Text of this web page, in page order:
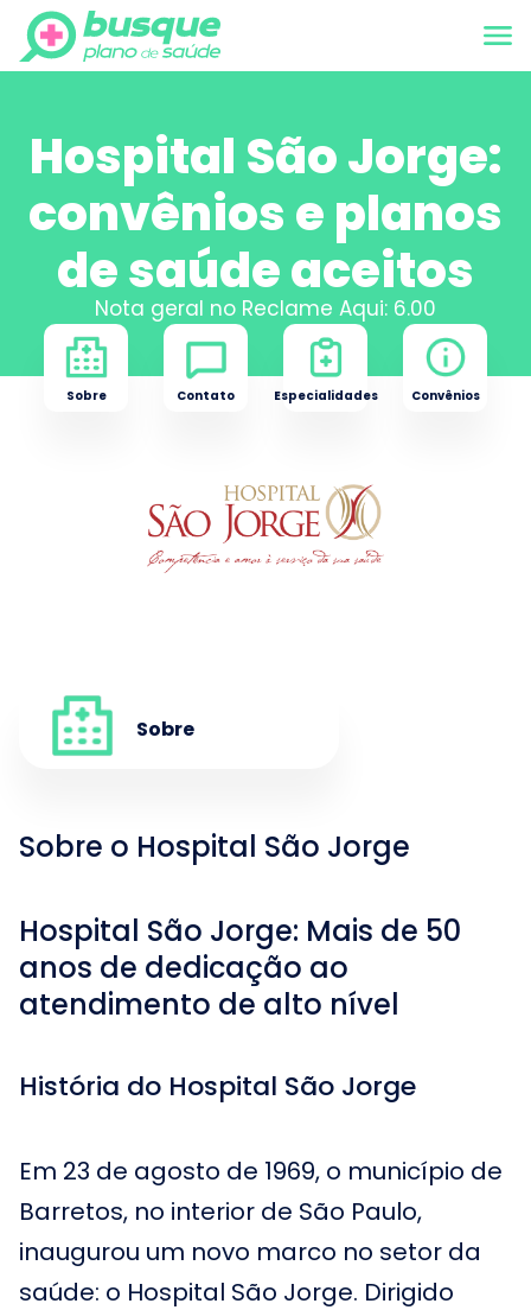
Hospital São Jorge:
convênios e planos
de saúde aceitos
Nota geral no Reclame Aqui: 6.00
Sobre Contato Especialidades Convênios
Sobre
Sobre o Hospital São Jorge
Hospital São Jorge: Mais de 50
anos de dedicação ao
atendimento de alto nível
História do Hospital São Jorge
Em 23 de agosto de 1969, o município de
Barretos, no interior de São Paulo,
inaugurou um novo marco no setor da
saúde: o Hospital São Jorge. Dirigido